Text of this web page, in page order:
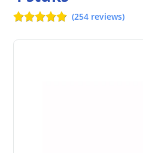
(254 reviews)